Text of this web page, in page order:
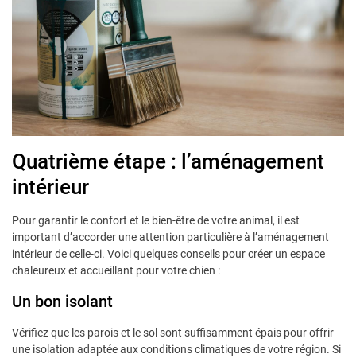
Quatrième étape : l’aménagement
intérieur
Pour garantir le confort et le bien-être de votre animal, il est
important d’accorder une attention particulière à l’aménagement
intérieur de celle-ci. Voici quelques conseils pour créer un espace
chaleureux et accueillant pour votre chien :
Un bon isolant
Vérifiez que les parois et le sol sont suffisamment épais pour offrir
une isolation adaptée aux conditions climatiques de votre région. Si